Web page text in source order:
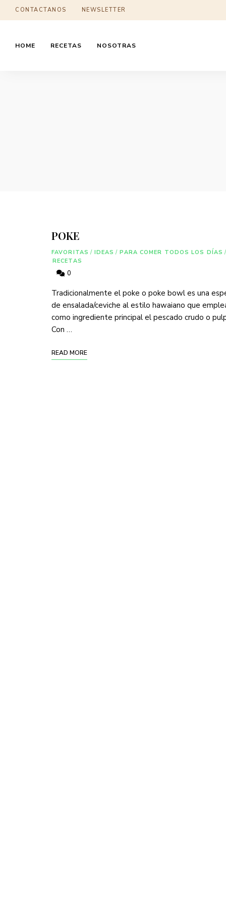
CONTACTANOS NEWSLETTER
HOME RECETAS NOSOTRAS
POKE
FAVORITAS / IDEAS / PARA COMER TODOS LOS DÍAS /
RECETAS
0
Tradicionalmente el poke o poke bowl es una
de ensalada/ceviche al estilo hawaiano que
como ingrediente principal el pescado crudo o
Con …
READ MORE